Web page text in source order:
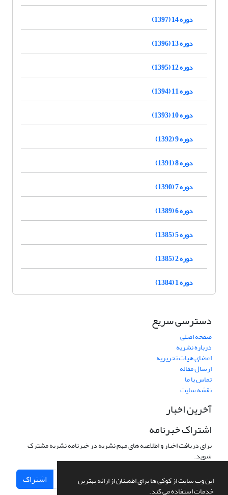
این وب سایت از کوکی ها برای اطمینان از ارائه بهترین
خدمات استفاده می کند.
دوره 14 (1397)
دوره 13 (1396)
دوره 12 (1395)
دوره 11 (1394)
دوره 10 (1393)
دوره 9 (1392)
دوره 8 (1391)
دوره 7 (1390)
دوره 6 (1389)
دوره 5 (1385)
دوره 2 (1385)
دوره 1 (1384)
دسترسی سریع
صفحه اصلی
درباره نشریه
اعضای هیات تحریریه
ارسال مقاله
تماس با ما
نقشه سایت
آخرین اخبار
اشتراک خبرنامه
برای دریافت اخبار و اطلاعیه های مهم نشریه در خبرنامه نشریه مشترک
شوید.
اشتراک